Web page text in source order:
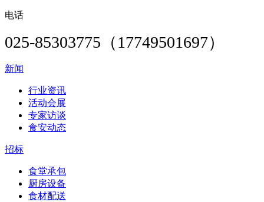
电话
025-85303775（17749501697）
新闻
行业资讯
活动会展
专家访谈
食安动态
招标
食堂承包
厨房设备
食材配送